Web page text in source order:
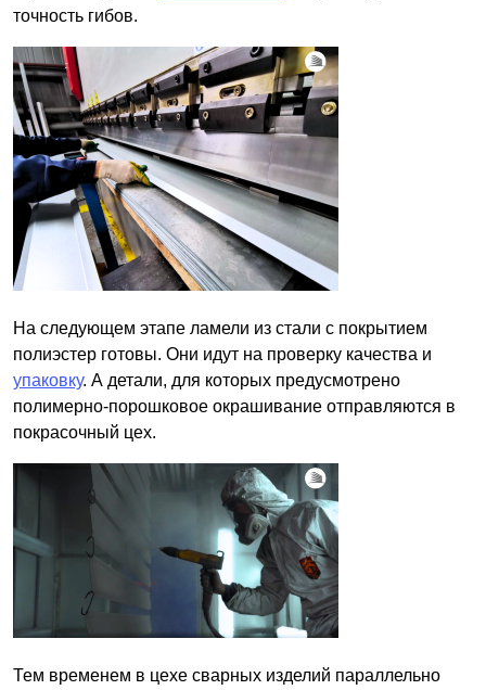
точность гибов.
На следующем этапе ламели из стали с покрытием
полиэстер готовы. Они идут на проверку качества и
упаковку. А детали, для которых предусмотрено
полимерно-порошковое окрашивание отправляются в
покрасочный цех.
Тем временем в цехе сварных изделий параллельно